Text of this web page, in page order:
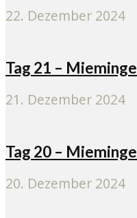
22. Dezember 2024
Tag 21 –
21. Dezember 2024
Tag 20 –
20. Dezember 2024